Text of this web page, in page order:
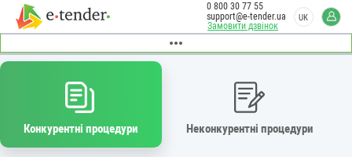
Замовити дзвінок
0 800 30 77 55
support@e-tender.ua
UK
Конкурентні процедури Неконкурентні процедури